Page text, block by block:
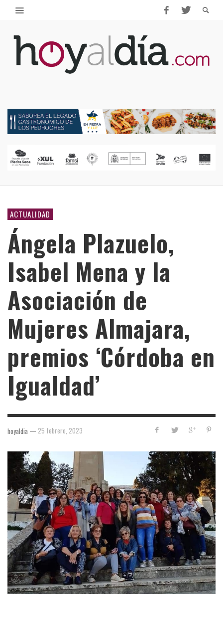
ACTUALIDAD
Ángela Plazuelo,
Isabel Mena y la
Asociación de
Mujeres Almajara,
premios ‘Córdoba en
Igualdad’
hoyaldia — 25 febrero, 2023